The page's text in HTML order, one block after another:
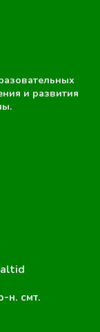
и развития
н. смт.